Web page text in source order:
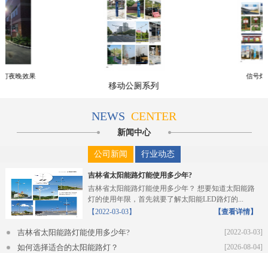
灯夜晚效果
移动公厕系列
信号灯
NEWS CENTER
新闻中心
公司新闻 行业动态
吉林省太阳能路灯能使用多少年?
吉林省太阳能路灯能使用多少年？ 想要知道太阳能路
灯的使用年限，首先就要了解太阳能LED路灯的...
【2022-03-03】
【查看详情】
[2022-03-03]
吉林省太阳能路灯能使用多少年?
[2026-08-04]
如何选择适合的太阳能路灯？